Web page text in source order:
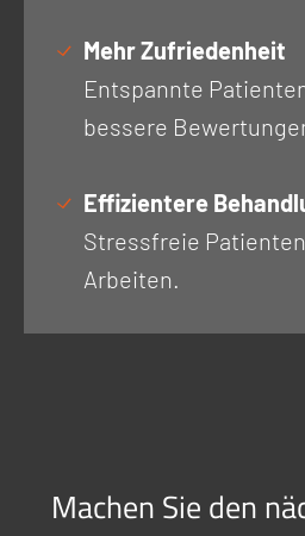
Mehr Zufriedenheit
Entspannte
bessere
Effizientere
Stressfreie
Arbeiten.
Machen Sie den